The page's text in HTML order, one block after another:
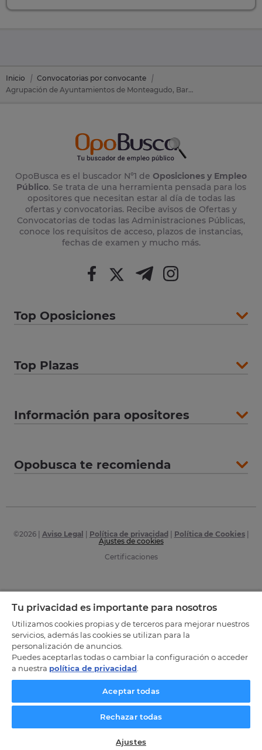
Inicio
Convocatorias por convocante
Agrupación de Ayuntamientos de Monteagudo, Barillas y Tulebras
OpoBusca es el buscador Nº1 de Oposiciones y Empleo
Público. Se trata de una herramienta pensada para los
opositores que necesitan estar al día de todas las
ofertas y convocatorias. Recibe avisos de Ofertas y
Convocatorias de todas las Administraciones Públicas,
conoce los requisitos de acceso, plazos de instancias,
fechas de examen y mucho más.
Top Oposiciones
Top Plazas
Información para opositores
Opobusca te recomienda
©2026| Aviso Legal Política de privacidad Política de Cookies|
Ajustes de cookies
Certificaciones
Tu privacidad es importante para nosotros
Utilizamos cookies propias y de terceros para mejorar nuestros
servicios, además las cookies se utilizan para la
personalización de anuncios.
Puedes aceptarlas todas o cambiar la configuración o acceder
a nuestra política de privacidad
Aceptar todas
Rechazar todas
Ajustes